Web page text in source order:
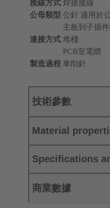
接線方式 焊接接線
公母類型 公針 適用於
連接方式
主板到子插
堆棧
PCB至電纜
製造過程 車削針
技術參數
Material
Specifications
商業數據